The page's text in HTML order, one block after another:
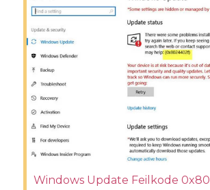
Windows Update Feilkode